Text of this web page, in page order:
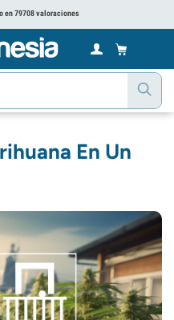
en 79708 valoraciones
En Un